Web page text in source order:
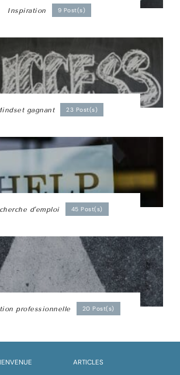
Inspiration 9 Post(s)
gagnant 23 Post(s)
d'emploi 45 Post(s)
professionnelle 20 Post(s)
ARTICLES